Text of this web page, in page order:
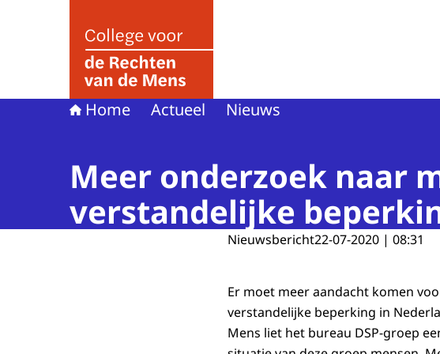
Home Actueel Nieuws
Meer onderzoek naar
verstandelijke
Nieuwsbericht22-07-2020 | 08:31
Er moet meer aandacht komen
verstandelijke beperking in
Mens liet het bureau DSP-groep